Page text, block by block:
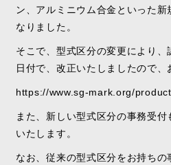
ン、アルミニウム合金といった
なりました。
そこで、型式区分の変更により
日付で、改正いたしましたので、
https://www.sg-mark.org/
また、新しい型式区分の事務受
いたします。
なお、従来の型式区分をお持ち